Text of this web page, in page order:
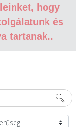
hogy
és
tartanak..